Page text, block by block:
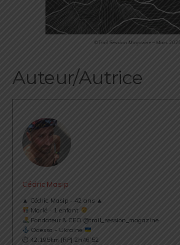
©Trail Session Magazine – Mars 2025
Auteur/Autrice
Cédric Masip
▲ Cédric Masip - 42 ans ▲
Marié - 1 enfant
Fondateur & CEO @trail_session_magazine
Odessa - Ukraine
⏱ 42.195km [RP] 2h46’52